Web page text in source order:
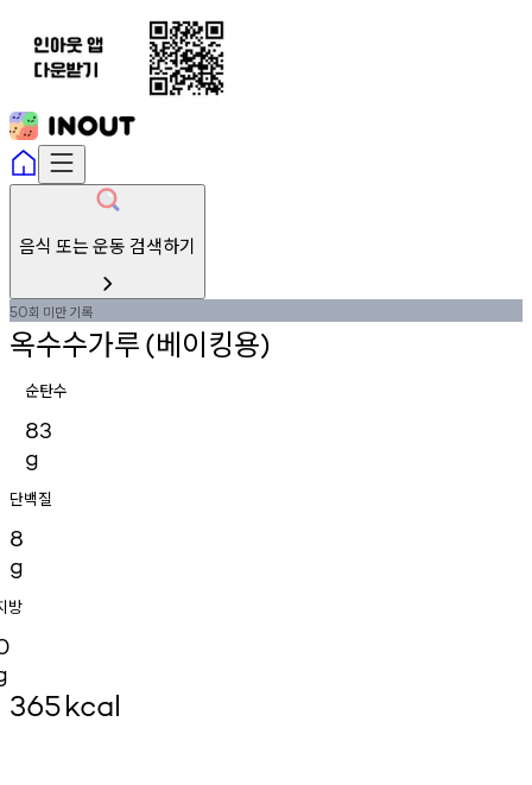
음식 또는 운동 검색하기
50회 미만기록
옥수수가루(베이킹용)
순탄수
83
g
단백질
8
g
방
365kcal